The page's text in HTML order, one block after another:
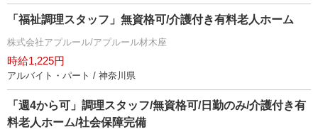
「福祉調理スタッフ」無資格可/介護付き有料老人ホーム
株式会社アプルール/アプルール材木座
時給1,225円
アルバイト・パート / 神奈川県
「週4から可」調理スタッフ/無資格可/日勤のみ/介護付き有
料老人ホーム/社会保障完備